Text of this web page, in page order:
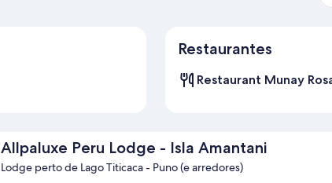
Restaurantes
Restaurant Munay
Allpaluxe Peru Lodge - Isla Amantani
Lodge perto de Lago Titicaca - Puno (e arredores)